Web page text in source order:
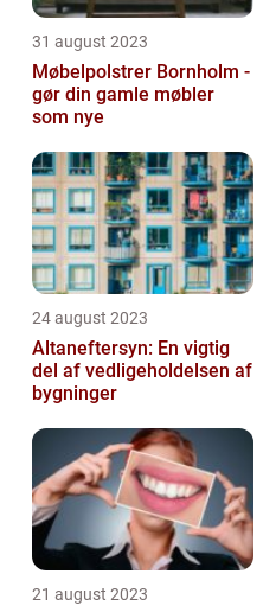
31 august 2023
Møbelpolstrer Bornholm -
gør din gamle møbler
som nye
24 august 2023
Altaneftersyn: En vigtig
del af vedligeholdelsen af
bygninger
21 august 2023